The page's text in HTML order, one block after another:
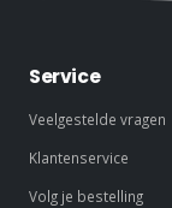
Service
Veelgestelde vragen
Klantenservice
Volg je bestelling